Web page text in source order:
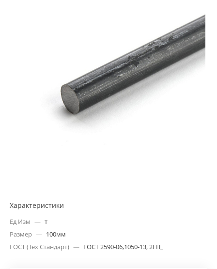
Характеристики
Ед Изм — т
Размер — 100мм
ГОСТ (Тех Стандарт) — ГОСТ 2590-06,1050-13, 2ГП_